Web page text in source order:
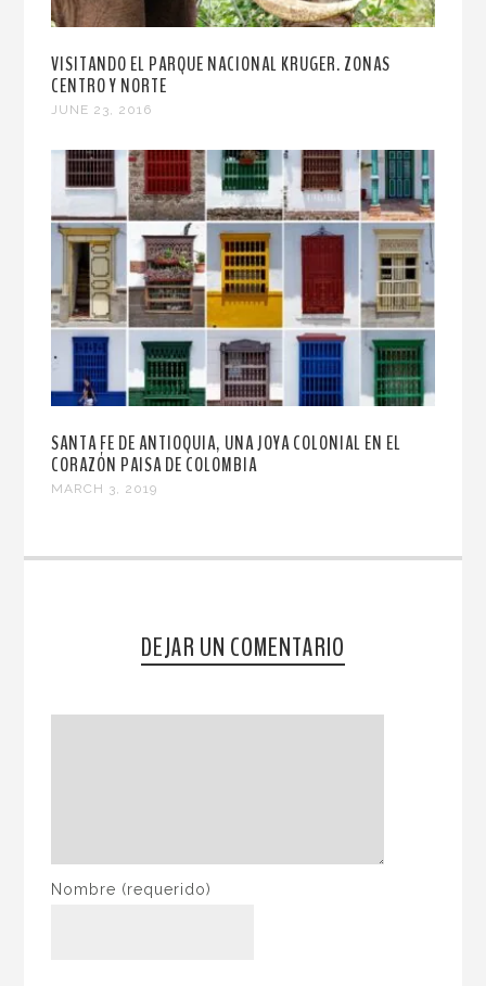
VISITANDO EL PARQUE NACIONAL KRUGER. ZONAS
CENTRO Y NORTE
JUNE 23, 2016
SANTA FE DE ANTIOQUIA, UNA JOYA COLONIAL EN EL
CORAZÓN PAISA DE COLOMBIA
MARCH 3, 2019
DEJAR UN COMENTARIO
Nombre (requerido)